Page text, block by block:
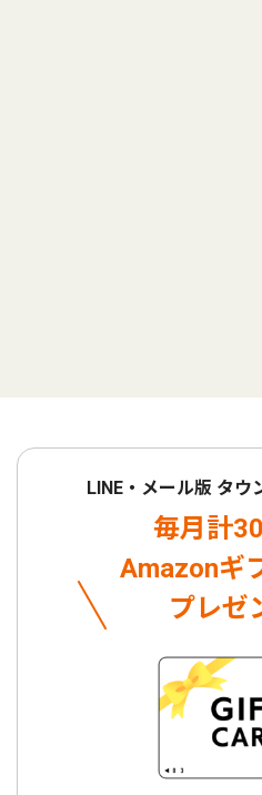
LINE・メール版 タウ
毎月計
Amazonギ
プレゼ